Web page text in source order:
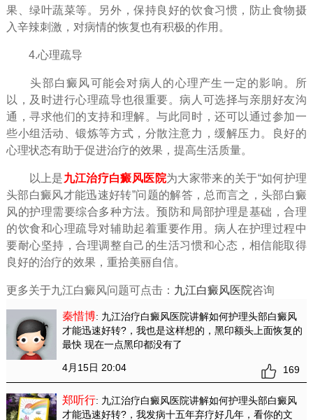
果、绿叶蔬菜等。另外，保持良好的饮食习惯，防止食物摄
入辛辣刺激，对病情的恢复也有积极的作用。
4.心理疏导
头部白癜风可能会对病人的心理产生一定的影响。所
以，及时进行心理疏导也很重要。病人可选择与亲朋好友沟
通，寻求他们的支持和理解。与此同时，还可以通过参加一
些小组活动、锻炼等方式，分散注意力，缓解压力。良好的
心理状态有助于促进治疗的效果，提高生活质量。
以上是九江治疗白癜风医院为大家带来的关于“如何护理
头部白癜风才能迅速好转”问题的解答，总而言之，头部白癜
风的护理需要综合多种方法。预防和局部护理是基础，合理
的饮食和心理疏导对辅助起着重要作用。病人在护理过程中
要耐心坚持，合理调整自己的生活习惯和心态，相信能取得
良好的治疗的效果，重拾美丽自信。
更多关于九江白癜风问题可点击： 九江白癜风医院咨询
秦惜博: 九江治疗白癜风医院讲解如何护理头部白癜风
才能迅速好转? ，我也是这样想的，黑印额头上面恢复的
最快 现在一点黑印都没有了
4月15日 20:04 169
郑听行: 九江治疗白癜风医院讲解如何护理头部白癜风
才能迅速好转? ，我发病十五年弃疗好几年，看你的文